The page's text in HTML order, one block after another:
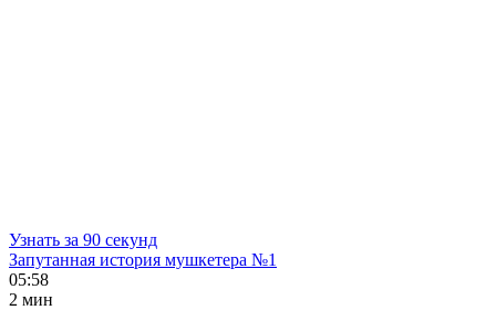
Узнать за 90 секунд
Запутанная история мушкетера №1
05:58
2 мин